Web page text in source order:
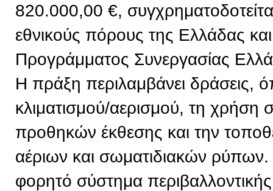
820.000,00 €,
εθνικούς πόρους της Ελλάδας
Προγράμματος Συνεργασίας
Η πράξη περιλαμβάνει δράσεις,
κλιματισμού/αερισμού, τη χρήση
προθηκών έκθεσης και την
αέριων και σωματιδιακών
φορητό σύστημα